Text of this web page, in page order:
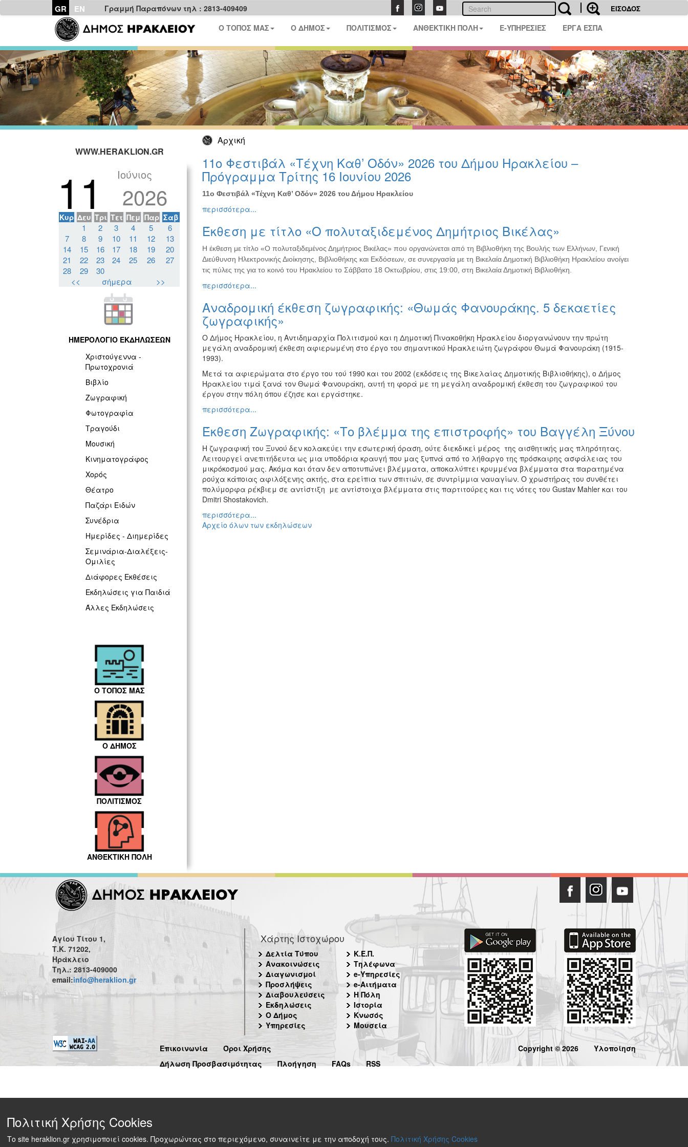
GR EN Γραμμή Παραπόνων τηλ : 2813-409409 ΕΙΣΟΔΟΣ
Ο ΤΟΠΟΣ ΜΑΣ Ο ΔΗΜΟΣ ΠΟΛΙΤΙΣΜΟΣ ΑΝΘΕΚΤΙΚΗ ΠΟΛΗ E-ΥΠΗΡΕΣΙΕΣ ΕΡΓΑ ΕΣΠΑ
Αρχική
WWW.HERAKLION.GR
11 Ιούνιος
2026
Κυρ Δευ Τρι Τετ Πεμ Παρ Σαβ
1 2 3 4 5
6
7
8 9 10 11 12
13
14
15 16 17 18 19
20
21
22 23 24 25 26
27
28
29
30
<<
σήμερα >>
ΗΜΕΡΟΛΟΓΙΟ ΕΚΔΗΛΩΣΕΩΝ
Χριστούγεννα -
Πρωτοχρονιά
Βιβλίο
Ζωγραφική
Φωτογραφία
Τραγούδι
Μουσική
Κινηματογράφος
Χορός
Θέατρο
Παζάρι Ειδών
Συνέδρια
Ημερίδες - Διημερίδες
Σεμινάρια-Διαλέξεις-
Ομιλίες
Διάφορες Εκθέσεις
Εκδηλώσεις για Παιδιά
Άλλες Εκδηλώσεις
Ο ΤΟΠΟΣ ΜΑΣ
Ο ΔΗΜΟΣ
ΠΟΛΙΤΙΣΜΟΣ
ΑΝΘΕΚΤΙΚΗ ΠΟΛΗ
11ο Φεστιβάλ «Τέχνη Καθ’ Οδόν» 2026 του Δήμου Ηρακλείου –
Πρόγραμμα Τρίτης 16 Ιουνίου 2026
11ο Φεστιβάλ «Τέχνη Καθ’ Οδόν» 2026 του Δήμου Ηρακλείου
περισσότερα...
Έκθεση με τίτλο «Ο πολυταξιδεμένος Δημήτριος Βικέλας»
Η έκθεση με τίτλο «Ο πολυταξιδεμένος Δημήτριος Βικέλας» που οργανώνεται από τη Βιβλιοθήκη της Βουλής των Ελλήνων, Γενική
Διεύθυνση Ηλεκτρονικής Διοίκησης, Βιβλιοθήκης και Εκδόσεων, σε συνεργασία με τη Βικελαία Δημοτική Βιβλιοθήκη Ηρακλείου ανοίγει
τις πύλες της για το κοινό του Ηρακλείου το Σάββατο 18 Οκτωβρίου, στις 19:00, στη Βικελαία Δημοτική Βιβλιοθήκη.
περισσότερα...
Αναδρομική έκθεση ζωγραφικής: «Θωμάς Φανουράκης. 5 δεκαετίες
ζωγραφικής»
Ο Δήμος Ηρακλείου, η Αντιδημαρχία Πολιτισμού και η Δημοτική Πινακοθήκη Ηρακλείου διοργανώνουν την πρώτη
μεγάλη αναδρομική έκθεση αφιερωμένη στο έργο του σημαντικού Ηρακλειώτη ζωγράφου Θωμά Φανουράκη (1915-
1993).
Μετά τα αφιερώματα στο έργο του τού 1990 και του 2002 (εκδόσεις της Βικελαίας Δημοτικής Βιβλιοθήκης), ο Δήμος
Ηρακλείου τιμά ξανά τον Θωμά Φανουράκη, αυτή τη φορά με τη μεγάλη αναδρομική έκθεση του ζωγραφικού του
έργου στην πόλη όπου έζησε και εργάστηκε.
περισσότερα...
Έκθεση Ζωγραφικής: «Το βλέμμα της επιστροφής» του Βαγγέλη Ξύνου
Η ζωγραφική του Ξυνού δεν κολακεύει την εσωτερική όραση, ούτε διεκδικεί μέρος της αισθητικής μας πληρότητας.
Λειτουργεί ανεπιτήδευτα ως μια υποδόρια κραυγή που μας ξυπνά από το λήθαργο της πρόσκαιρης ασφάλειας του
μικρόκοσμού μας. Ακόμα και όταν δεν αποτυπώνει βλέμματα, αποκαλύπτει κρυμμένα βλέμματα στα παρατημένα
ρούχα κάποιας αφιλόξενης ακτής, στα ερείπια των σπιτιών, σε συντρίμμια ναυαγίων. Ο χρωστήρας του συνθέτει
πολύμορφα ρέκβιεμ σε αντίστιξη με αντίστοιχα βλέμματα στις παρτιτούρες και τις νότες του Gustav Mahler και του
Dmitri Shostakovich.
περισσότερα...
Αρχείο όλων των εκδηλώσεων
Αγίου Τίτου 1,
Τ.Κ. 71202,
Ηράκλειο
Τηλ.: 2813-409000
email:info@heraklion.gr
Χάρτης Ιστοχώρου
Δελτία Τύπου
Ανακοινώσεις
Διαγωνισμοί
Προσλήψεις
Διαβουλεύσεις
Εκδηλώσεις
Ο Δήμος
Υπηρεσίες
Κ.Ε.Π.
Τηλέφωνα
e-Υπηρεσίες
e-Αιτήματα
Η Πόλη
Ιστορία
Κνωσός
Μουσεία
Επικοινωνία
Όροι Χρήσης
Δήλωση Προσβασιμότητας
Πλοήγηση FAQs RSS
Copyright © 2026 Υλοποίηση
Πολιτική Χρήσης Cookies
Το site heraklion.gr χρησιμοποιεί cookies. Προχωρώντας στο περιεχόμενο, συναινείτε με την αποδοχή τους. Πολιτική Χρήσης Cookies